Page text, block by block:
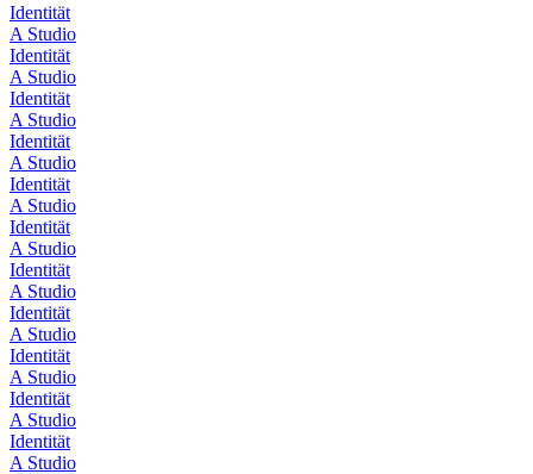
Identität
A Studio
Identität
A Studio
Identität
A Studio
Identität
A Studio
Identität
A Studio
Identität
A Studio
Identität
A Studio
Identität
A Studio
Identität
A Studio
Identität
A Studio
Identität
A Studio